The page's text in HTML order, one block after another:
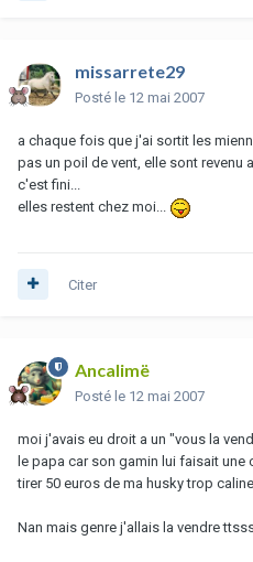
missarrete29
Posté le 12 mai 2007
a chaque fois que j'ai sortit les
pas un poil de vent, elle sont revenu
c'est fini...
elles restent chez moi...
Citer
Ancalimë
Posté le 12 mai 2007
moi j'avais eu droit a un "vous la
le papa car son gamin lui faisait une
tirer 50 euros de ma husky trop caline.
Nan mais genre j'allais la vendre